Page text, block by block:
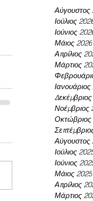
Αύγουστος
Ιούλιος
Ιούνιος
Μάιος 2026
Απρίλιος
Μάρτιος
Νοέμβριος
Οκτώβριος
Αύγουστος
Ιούλιος
Ιούνιος
Μάιος 2025
Απρίλιος
Μάρτιος